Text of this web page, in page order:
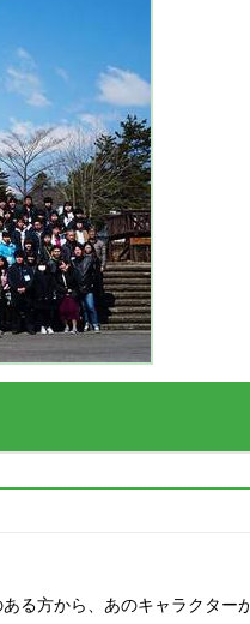
る方から、あのキャラクター